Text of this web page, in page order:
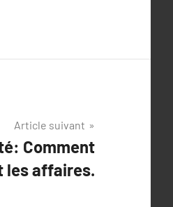
Article suivant
Comment
les affaires.